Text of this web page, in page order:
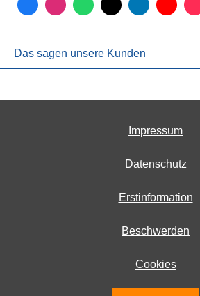
Das sagen unsere Kunden
Impressum
Datenschutz
Erstinformation
Beschwerden
Cookies